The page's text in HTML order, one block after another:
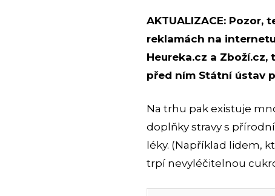
AKTUALIZACE:
reklamách na
Heureka.cz a
před ním Státní ústav
Na trhu pak existuje
doplňky stravy s
léky. (Například lidem,
trpí nevyléčitelnou